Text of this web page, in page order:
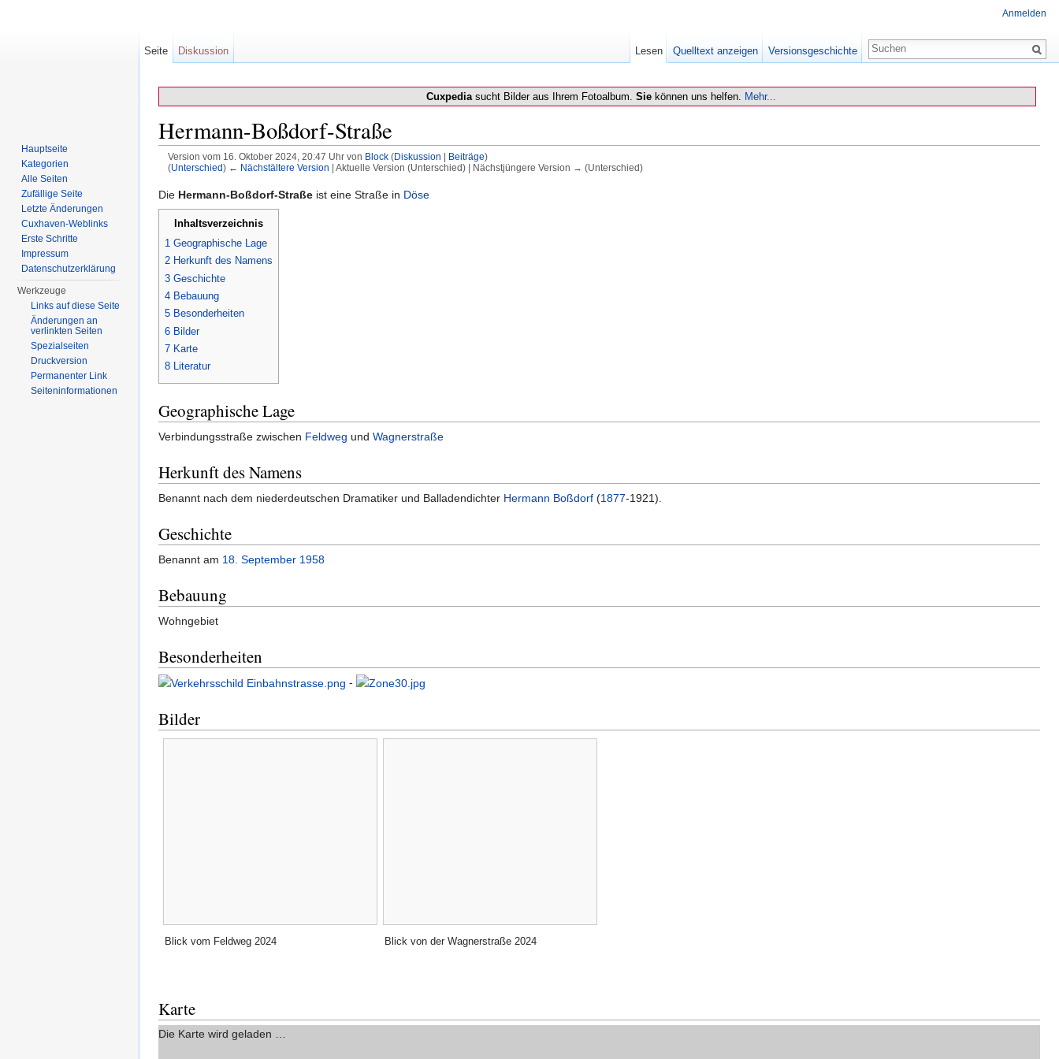
Cuxpediasucht Bilder aus Ihrem Fotoalbum. Sie können uns helfen. Mehr...
Hermann-Boßdorf-Straße
Version vom 16. Oktober 2024, 20:47 Uhr von Block (Diskussion | Beiträge)
(Unterschied) ← Nächstältere Version | Aktuelle Version (Unterschied) | Nächstjüngere Version → (Unterschied)
Die Hermann-Boßdorf-Straße ist eine Straße in Döse
Inhaltsverzeichnis
1 Geographische Lage
2 Herkunft des Namens
3 Geschichte
4 Bebauung
5 Besonderheiten
6 Bilder
7 Karte
8 Literatur
Geographische Lage
Verbindungsstraße zwischen Feldweg und Wagnerstraße
Herkunft des Namens
Benannt nach dem niederdeutschen Dramatiker und Balladendichter Hermann Boßdorf (1877-1921).
Geschichte
Benannt am 18. September 1958
Bebauung
Wohngebiet
Besonderheiten
-
Bilder
Blick vom Feldweg 2024 Blick von der Wagnerstraße 2024
Karte
Die Karte wird geladen …
Anmelden
Seite Diskussion Lesen Quelltext anzeigen Versionsgeschichte
Hauptseite
Kategorien
Alle Seiten
Zufällige Seite
Letzte Änderungen
Cuxhaven-Weblinks
Erste Schritte
Impressum
Datenschutzerklärung
Werkzeuge
Links auf diese Seite
Änderungen an
verlinkten Seiten
Spezialseiten
Druckversion
Permanenter Link
Seiten­informationen